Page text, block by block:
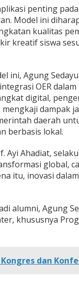
penting
Model ini
kualitas
kreatif siswa
ini, Agung
OER
digital,
dampak
daerah
berbasis lokal.
Ayi Ahadiat,
global,
itu, inovasi
alumni, Agung
khususnya
dan